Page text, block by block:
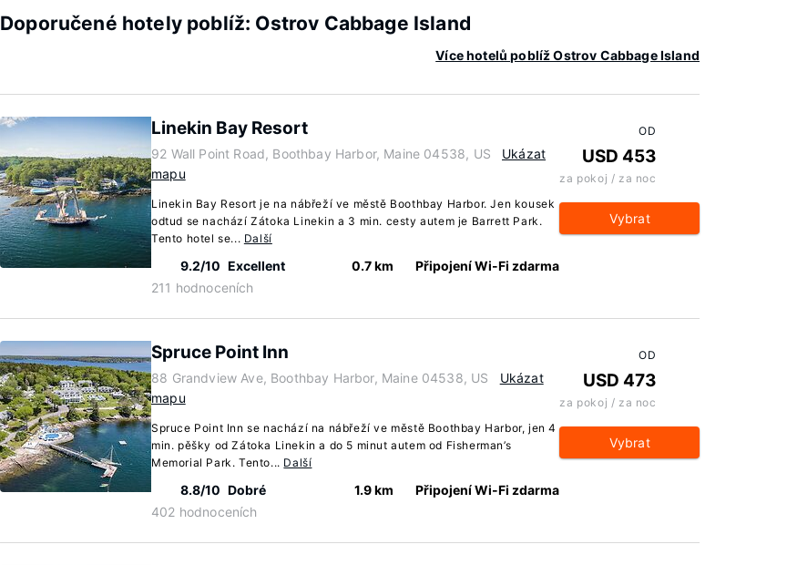
Doporučené hotely poblíž: Ostrov Cabbage Island
Více hotelů poblíž Ostrov Cabbage Island
Linekin Bay Resort
92 Wall Point Road, Boothbay Harbor, Maine 04538, US
Ukázat
mapu
Linekin Bay Resort je na nábřeží ve městě Boothbay Harbor. Jen kousek
odtud se nachází Zátoka Linekin a 3 min. cesty autem je Barrett Park.
Tento hotel se... Další
9.2/10 Excellent
211 hodnoceních
0.7 km Připojení Wi-Fi zdarma
OD
USD 453
za pokoj / za noc
Vybrat
Spruce Point Inn
88 Grandview Ave, Boothbay Harbor, Maine 04538, US
Ukázat
mapu
Spruce Point Inn se nachází na nábřeží ve městě Boothbay Harbor, jen 4
min. pěšky od Zátoka Linekin a do 5 minut autem od Fisherman’s
Memorial Park. Tento... Další
8.8/10 Dobré
402 hodnoceních
1.9 km Připojení Wi-Fi zdarma
OD
USD 473
za pokoj / za noc
Vybrat